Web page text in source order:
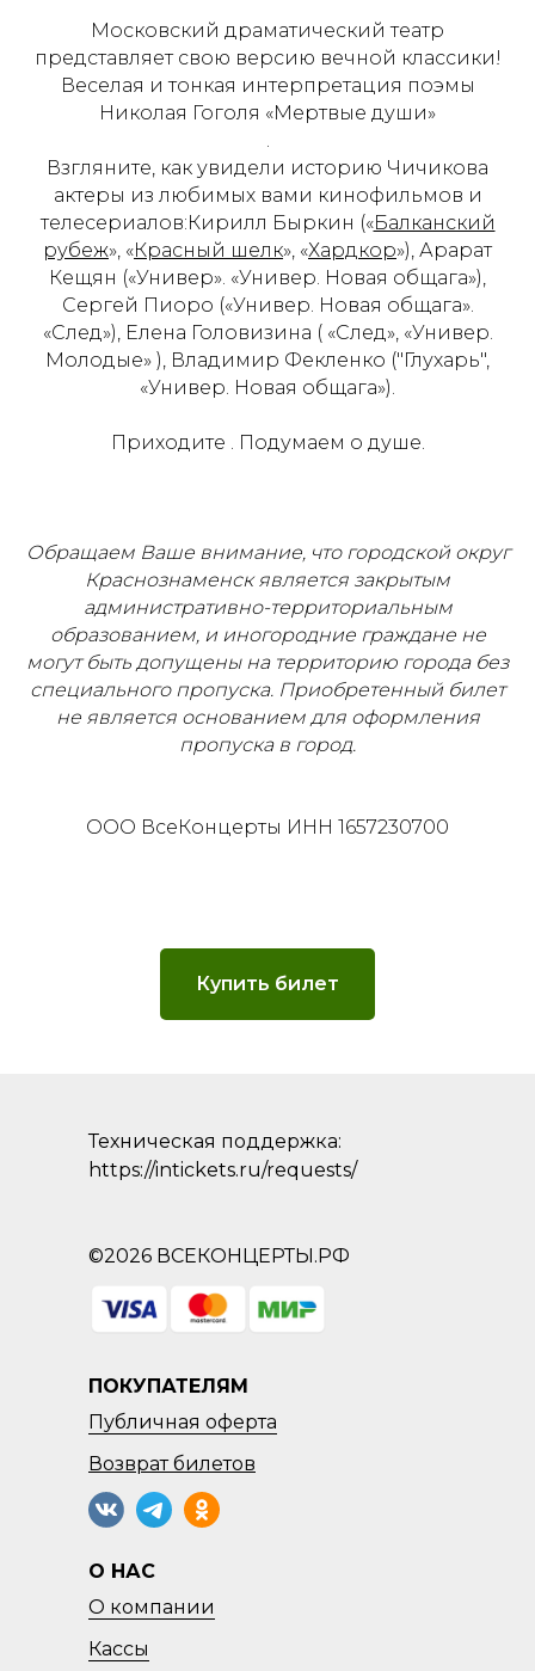
Московский драматический театр
представляет свою версию вечной классики!
Веселая и тонкая интерпретация поэмы
Николая Гоголя «Мертвые души»
.
Взгляните, как увидели историю Чичикова
актеры из любимых вами кинофильмов и
телесериалов:Кирилл Быркин («Балканский
рубеж», «Красный шелк», «Хардкор»), Арарат
Кещян («Универ». «Универ. Новая общага»),
Сергей Пиоро («Универ. Новая общага».
«След»), Елена Головизина ( «След», «Универ.
Молодые» ), Владимир Фекленко ("Глухарь",
«Универ. Новая общага»).
Приходите . Подумаем о душе.
Обращаем Ваше внимание, что городской округ
Краснознаменск является закрытым
административно-территориальным
образованием, и иногородние граждане не
могут быть допущены на территорию города без
специального пропуска. Приобретенный билет
не является основанием для оформления
пропуска в город.
ООО ВсеКонцерты ИНН 1657230700
Купить билет
Техническая поддержка:
https://intickets.ru/requests/
©2026 ВСЕКОНЦЕРТЫ.РФ
ПОКУПАТЕЛЯМ
Публичная оферта
О НАС
О компании
Кассы
Возвратбилетов